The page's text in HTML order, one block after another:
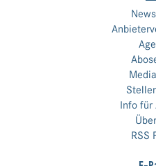
Info für
RSS